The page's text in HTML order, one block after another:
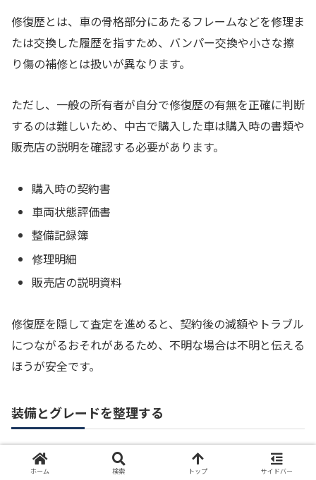
修復歴とは、車の骨格部分にあたるフレームなどを修理ま
たは交換した履歴を指すため、バンパー交換や小さな擦
り傷の補修とは扱いが異なります。
ただし、一般の所有者が自分で修復歴の有無を正確に判断
するのは難しいため、中古で購入した車は購入時の書類や
販売店の説明を確認する必要があります。
購入時の契約書
車両状態評価書
整備記録簿
修理明細
販売店の説明資料
修復歴を隠して査定を進めると、契約後の減額やトラブル
につながるおそれがあるため、不明な場合は不明と伝える
ほうが安全です。
装備とグレードを整理する
同じ車種でも、グレードや装備によって買取相場は変わり
ます。
ホーム 検索 トップ サイドバー